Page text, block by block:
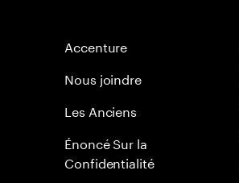
Accenture
Nous joindre
Les Anciens
Énoncé Sur la
Confidentialité